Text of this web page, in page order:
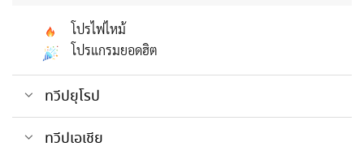
โปรไฟไหม้
โปรแกรมยอดฮิต
ทวีปยุโรป
ทวีปเอเชีย